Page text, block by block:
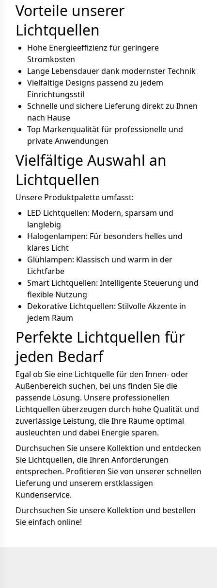
Vorteile unserer
Lichtquellen
Hohe Energieeffizienz für geringere
Stromkosten
Lange Lebensdauer dank modernster Technik
Vielfältige Designs passend zu jedem
Einrichtungsstil
Schnelle und sichere Lieferung direkt zu Ihnen
nach Hause
Top Markenqualität für professionelle und
private Anwendungen
Vielfältige Auswahl an
Lichtquellen
Unsere Produktpalette umfasst:
LED Lichtquellen: Modern, sparsam und
langlebig
Halogenlampen: Für besonders helles und
klares Licht
Glühlampen: Klassisch und warm in der
Lichtfarbe
Smart Lichtquellen: Intelligente Steuerung und
flexible Nutzung
Dekorative Lichtquellen: Stilvolle Akzente in
jedem Raum
Perfekte Lichtquellen für
jeden Bedarf
Egal ob Sie eine Lichtquelle für den Innen- oder
Außenbereich suchen, bei uns finden Sie die
passende Lösung. Unsere professionellen
Lichtquellen überzeugen durch hohe Qualität und
zuverlässige Leistung, die Ihre Räume optimal
ausleuchten und dabei Energie sparen.
Durchsuchen Sie unsere Kollektion und entdecken
Sie Lichtquellen, die Ihren Anforderungen
entsprechen. Profitieren Sie von unserer schnellen
Lieferung und unserem erstklassigen
Kundenservice.
Durchsuchen Sie unsere Kollektion und bestellen
Sie einfach online!